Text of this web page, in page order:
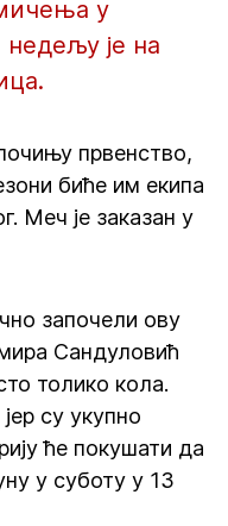
у
недељу је на
првенство,
биће им екипа
Меч је заказан у
започели ову
Сандуловић
толико кола.
су укупно
ће покушати да
у суботу у 13